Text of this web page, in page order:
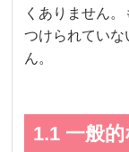
くありません
つけられてい
ん。
1.1 一般